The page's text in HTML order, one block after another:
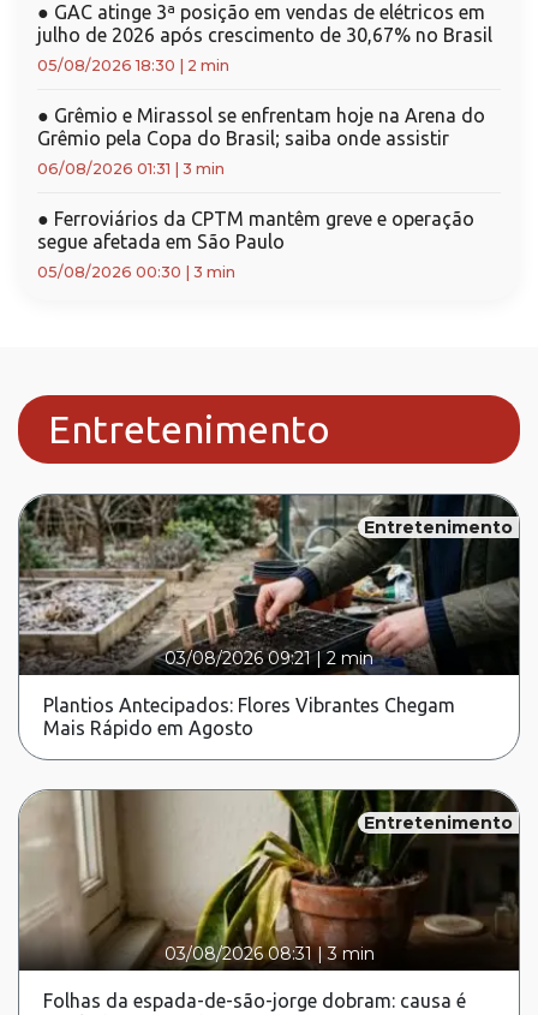
● GAC atinge 3ª posição em vendas de elétricos em
julho de 2026 após crescimento de 30,67% no Brasil
05/08/2026 18:30 2 min
● Grêmio e Mirassol se enfrentam hoje na Arena do
Grêmio pela Copa do Brasil; saiba onde assistir
06/08/2026 01:31 3 min
● Ferroviários da CPTM mantêm greve e operação
segue afetada em São Paulo
05/08/2026 00:30 3 min
Entretenimento
Entretenimento
03/08/2026 09:21|2 min
Plantios Antecipados: Flores Vibrantes Chegam
Mais Rápido em Agosto
Entretenimento
03/08/2026 08:31 |3 min
Folhas da espada-de-são-jorge dobram: causa é